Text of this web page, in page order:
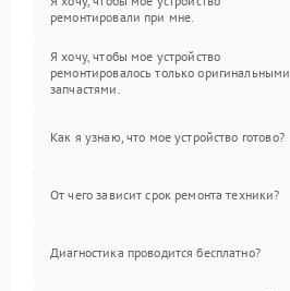
ремонтировали при мне.
Я хочу, чтобы мое устройство
ремонтировалось только оригинальными
запчастями.
Как я узнаю, что мое устройство готово?
От чего зависит срок ремонта техники?
Диагностика проводится бесплатно?